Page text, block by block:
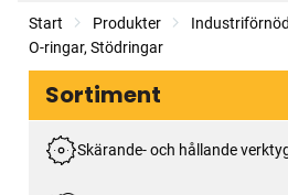
Start Produkter
O-ringar, Stödringar
Sortiment
Skärande- och hållande